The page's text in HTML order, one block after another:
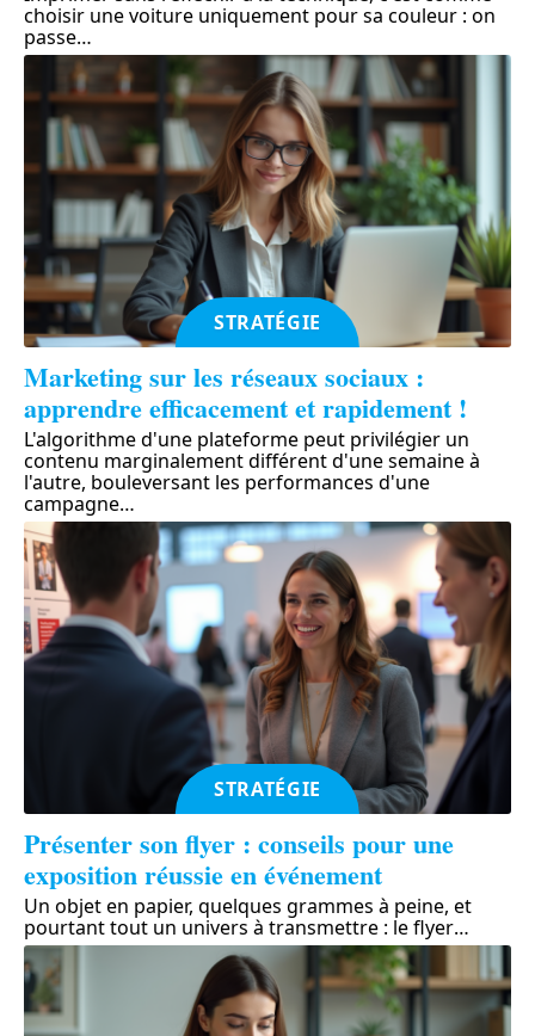
choisir une voiture uniquement pour sa couleur : on
passe…
STRATÉGIE
Marketing sur les réseaux sociaux :
apprendre efficacement et rapidement !
L'algorithme d'une plateforme peut privilégier un
contenu marginalement différent d'une semaine à
l'autre, bouleversant les performances d'une
campagne…
STRATÉGIE
Présenter son flyer : conseils pour une
exposition réussie en événement
Un objet en papier, quelques grammes à peine, et
pourtant tout un univers à transmettre : le flyer…